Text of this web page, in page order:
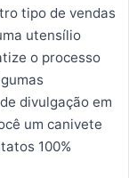
tipo de vendas
utensílio
o processo
divulgação em
um canivete
100%